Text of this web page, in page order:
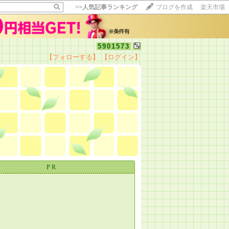
>>人気記事ランキング ブログを作成 楽天市場
5901573
【フォローする】 【ログイン】
PR